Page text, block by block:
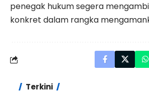
penegak hukum segera
konkret dalam rangka
Terkini